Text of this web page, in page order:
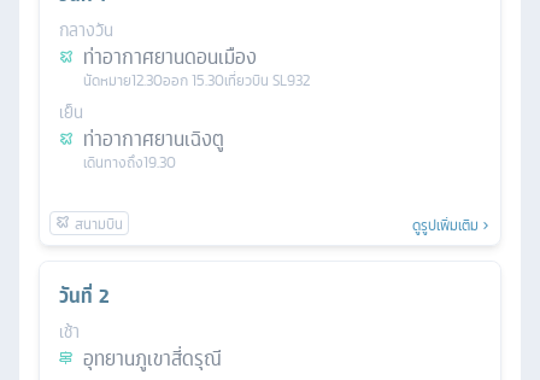
กลางวัน
ท่าอากาศยานดอนเมือง
นัดหมาย12.30ออก15.30เที่ยวบิน SL932
เย็น
ท่าอากาศยานเฉิงตู
เดินทางถึง19.30
ดูรูปเพิ่มเติม
วันที่ 2
เช้า
อุทยานภูเขาสี่ดรุณี